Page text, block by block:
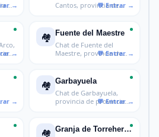
de
Cantos, provincia de
🏘️ Fuente del Maestre
Chat de Fuente del
Maestre, provincia de
🏘️ Garbayuela
Chat de Garbayuela,
provincia de provincia
🏘️ Granja de Torrehermosa